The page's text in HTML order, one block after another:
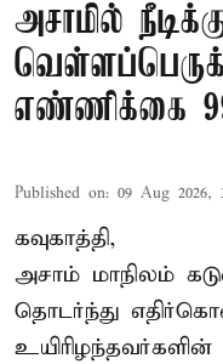
அசாமில்
எண்ணிக்கை
Published on: 09 Aug 2026,
கவுகாத்தி,
அசாம் மாநிலம்
தொடர்ந்து